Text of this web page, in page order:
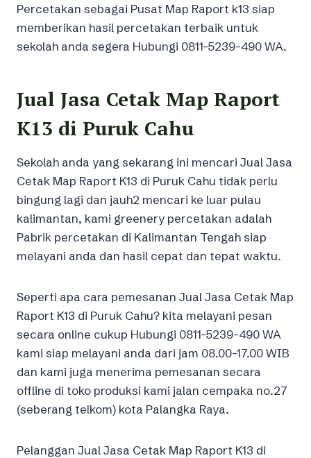
Percetakan sebagai Pusat Map Raport k13 siap
memberikan hasil percetakan terbaik untuk
sekolah anda segera Hubungi 0811-5239-490 WA.
Jual Jasa Cetak Map Raport
K13 di Puruk Cahu
Sekolah anda yang sekarang ini mencari Jual Jasa
Cetak Map Raport K13 di Puruk Cahu tidak perlu
bingung lagi dan jauh2 mencari ke luar pulau
kalimantan, kami greenery percetakan adalah
Pabrik percetakan di Kalimantan Tengah siap
melayani anda dan hasil cepat dan tepat waktu.
Seperti apa cara pemesanan Jual Jasa Cetak Map
Raport K13 di Puruk Cahu? kita melayani pesan
secara online cukup Hubungi 0811-5239-490 WA
kami siap melayani anda dari jam 08.00-17.00 WIB
dan kami juga menerima pemesanan secara
offline di toko produksi kami jalan cempaka no.27
(seberang telkom) kota Palangka Raya.
Pelanggan Jual Jasa Cetak Map Raport K13 di